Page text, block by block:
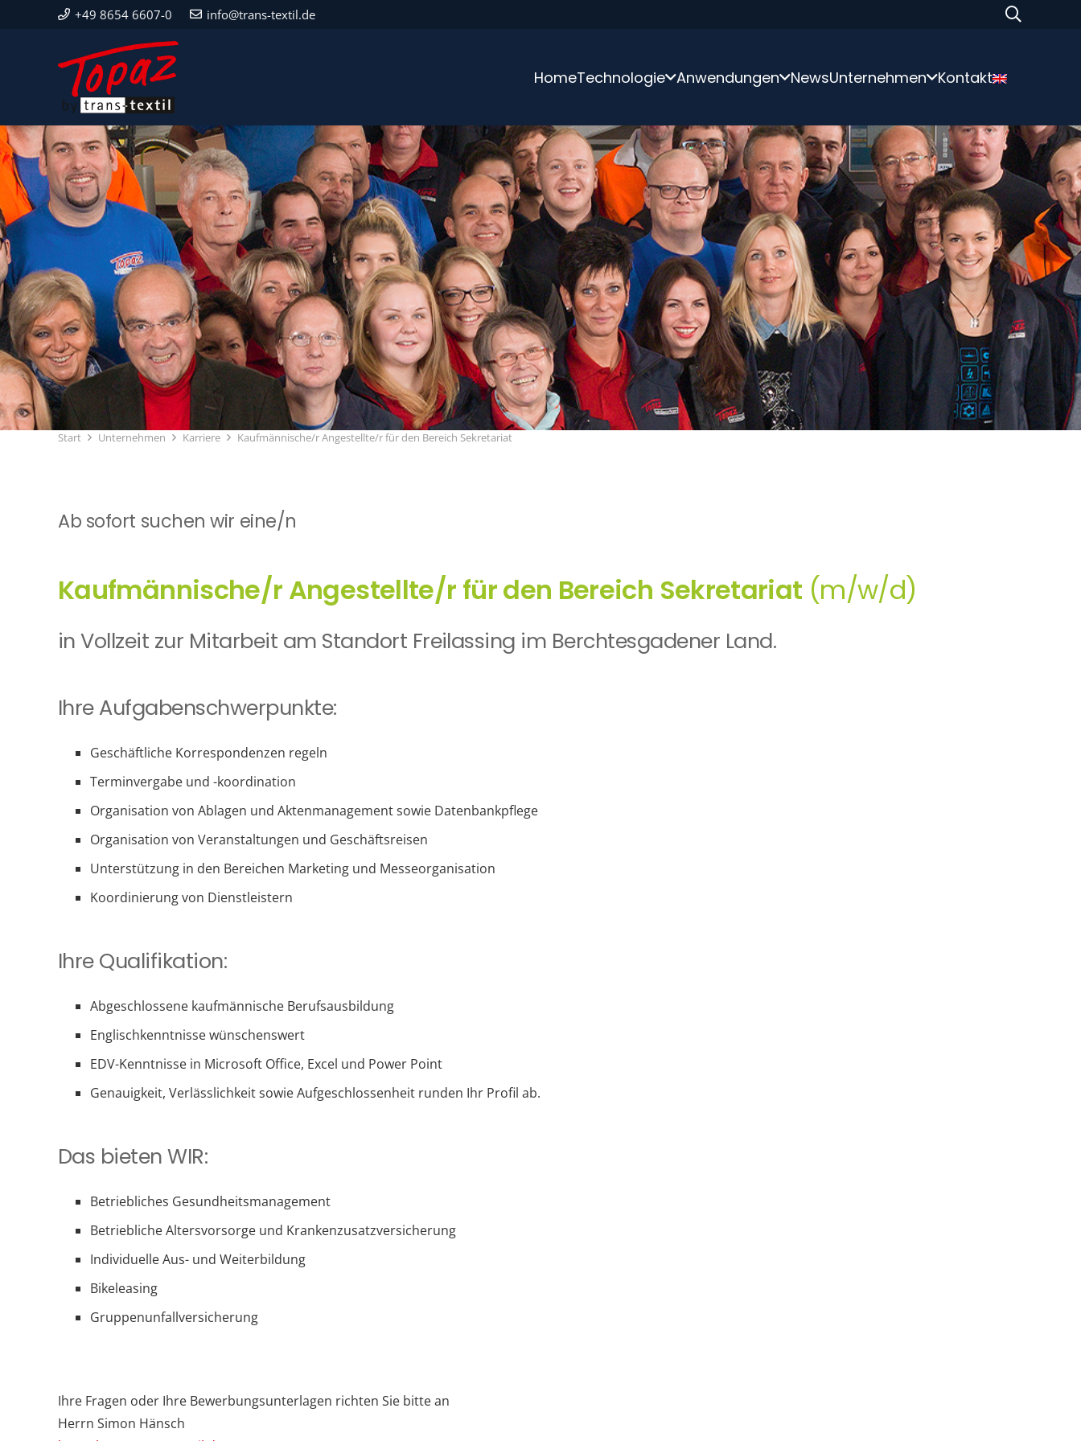
+49 8654 6607-0 info@trans-textil.de
HomeTechnologie Anwendungen NewsUnternehmen Kontakt
Start Unternehmen Karriere Kaufmännische/r Angestellte/r für den Bereich Sekretariat
Ab sofort suchen wir eine/n
Kaufmännische/r Angestellte/r für den Bereich Sekretariat (m/w/d)
in Vollzeit zur Mitarbeit am Standort Freilassing im Berchtesgadener Land.
Ihre Aufgabenschwerpunkte:
Geschäftliche Korrespondenzen regeln
Terminvergabe und -koordination
Organisation von Ablagen und Aktenmanagement sowie Datenbankpflege
Organisation von Veranstaltungen und Geschäftsreisen
Unterstützung in den Bereichen Marketing und Messeorganisation
Koordinierung von Dienstleistern
Ihre Qualifikation:
Abgeschlossene kaufmännische Berufsausbildung
Englischkenntnisse wünschenswert
EDV-Kenntnisse in Microsoft Office, Excel und Power Point
Genauigkeit, Verlässlichkeit sowie Aufgeschlossenheit runden Ihr Profil ab.
Das bieten WIR:
Betriebliches Gesundheitsmanagement
Betriebliche Altersvorsorge und Krankenzusatzversicherung
Individuelle Aus- und Weiterbildung
Bikeleasing
Gruppenunfallversicherung
Ihre Fragen oder Ihre Bewerbungsunterlagen richten Sie bitte an
Herrn Simon Hänsch